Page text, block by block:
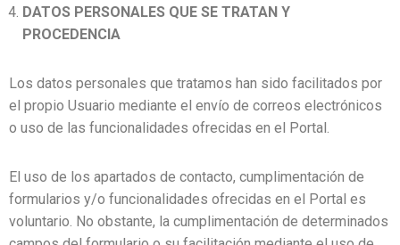
DATOS PERSONALES QUE SE TRATAN Y
PROCEDENCIA
Los datos personales que tratamos han sido facilitados por
el propio Usuario mediante el envío de correos electrónicos
o uso de las funcionalidades ofrecidas en el Portal.
El uso de los apartados de contacto, cumplimentación de
formularios y/o funcionalidades ofrecidas en el Portal es
voluntario. No obstante, la cumplimentación de determinados